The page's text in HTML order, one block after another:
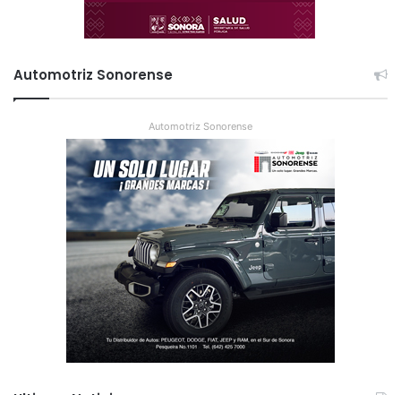
Automotriz Sonorense
Automotriz Sonorense